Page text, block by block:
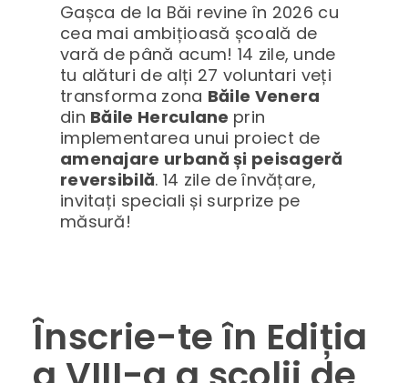
Gașca de la Băi revine în 2026 cu
cea mai ambițioasă școală de
vară de până acum! 14 zile, unde
tu alături de alți 27 voluntari veți
transforma zona Băile Venera
din Băile Herculane prin
implementarea unui proiect de
amenajare urbană și peisageră
reversibilă. 14 zile de învățare,
invitați speciali și surprize pe
măsură!
Înscrie-te în Ediția